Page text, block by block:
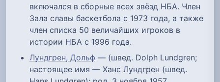
включался в сборные всех звёзд НБА. Член
Зала славы баскетбола с 1973 года, а также
член списка 50 величайших игроков в
истории НБА с 1996 года.
Лундгрен, Дольф — (швед. Dolph Lundgren;
настоящее имя — Ханс Лундгрен (швед.